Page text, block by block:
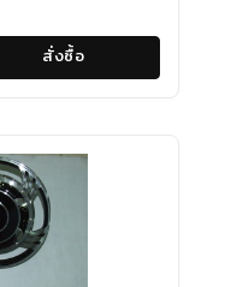
สั่งซื้อ